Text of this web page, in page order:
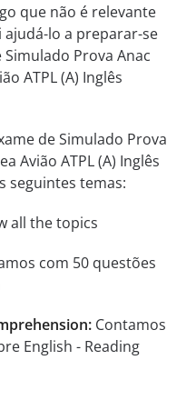
que não é relevante
ajudá-lo a preparar-se
Prova Anac
ATPL (A) Inglês
de Simulado Prova
Avião ATPL (A) Inglês
seguintes temas:
all the topics
com 50 questões
Contamos
English - Reading